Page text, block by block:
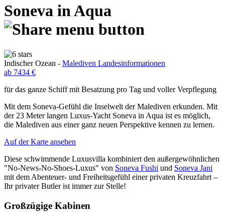
Soneva in Aqua
Indischer Ozean - Malediven Landesinformationen
ab 7434 €
für das ganze Schiff mit Besatzung pro Tag und voller Verpflegung
Mit dem Soneva-Gefühl die Inselwelt der Malediven erkunden. Mit
der 23 Meter langen Luxus-Yacht Soneva in Aqua ist es möglich,
die Malediven aus einer ganz neuen Perspektive kennen zu lernen.
Auf der Karte ansehen
Diese schwimmende Luxusvilla kombiniert den außergewöhnlichen
"No-News-No-Shoes-Luxus" von Soneva Fushi und Soneva Jani
mit dem Abenteuer- und Freiheitsgefühl einer privaten Kreuzfahrt –
Ihr privater Butler ist immer zur Stelle!
Großzügige Kabinen